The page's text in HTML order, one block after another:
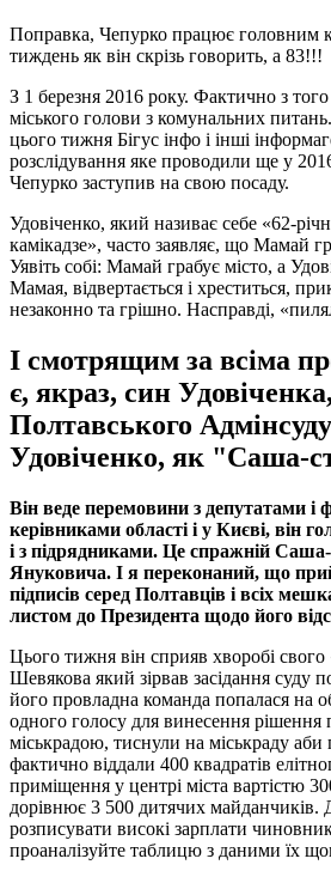
Поправка, Чепурко працює головним
тиждень як він скрізь говорить, а 83!!!
З 1 березня 2016 року. Фактично з
міського голови з комунальних
цього тижня Бігус інфо і інші
розслідування яке проводили ще у
Чепурко заступив на свою посаду.
Удовіченко, який називає себе «62-
камікадзе», часто заявляє, що Мамай
Уявіть собі: Мамай грабує місто, а
Мамая, відвертається і хреститься,
незаконно та грішно. Насправді,
І смотрящим за всіма
є, якраз, син
Полтавського
Удовіченко, як "Саша-
Він веде перемовини з депутатами і
керівниками області і у Києві, він
і з підрядниками. Це спражній
Януковича. І я переконаний, що
підписів серед Полтавців і всіх
листом до Президента щодо його
Цього тижня він сприяв хворобі свого
Шевякова який зірвав засідання суду
його провладна команда попалася на
одного голосу для винесення рішення
міськрадою, тиснули на міськраду аби
фактично віддали 400 квадратів
приміщення у центрі міста вартістю
дорівнює 3 500 дитячих майданчиків.
розписувати високі зарплати
проаналізуйте таблицю з даними їх